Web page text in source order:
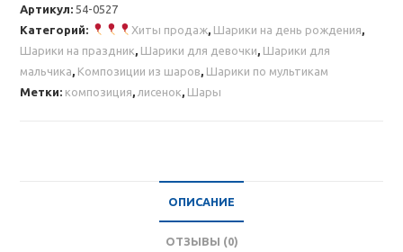
с
лисенком
Артикул:54-0527
Категорий:
Хиты продаж, Шарики на день рождения,
Шарики на праздник, Шарики для девочки, Шарики для
мальчика, Композиции из шаров, Шарики по мультикам
Метки: композиция, лисенок, Шары
ОПИСАНИЕ
ОТЗЫВЫ (0)